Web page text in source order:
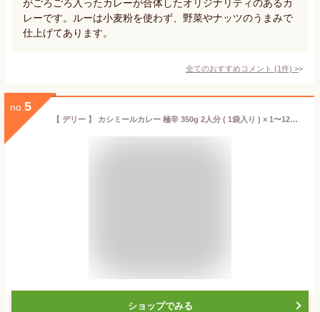
がごろごろ入ったカレーが合体したオリジナリティのあるカ
レーです。ルーは小麦粉を使わず、野菜やナッツのうまみで
仕上げてあります。
全てのおすすめコメント (1件) >
no. 5
【 デリー 】 カシミールカレー 極辛 350g 2人分 ( 1袋入り ) × 1〜12個 DELHI Kashmir curry STRONG HOT インド ・ パキスタン 料理 1個 2個 12個 1袋 2袋 12袋 セット カシミール カレー カレーソース レトルト レトルトカレー レトルト食品 スパイス スパイスカレー
ショップでみる